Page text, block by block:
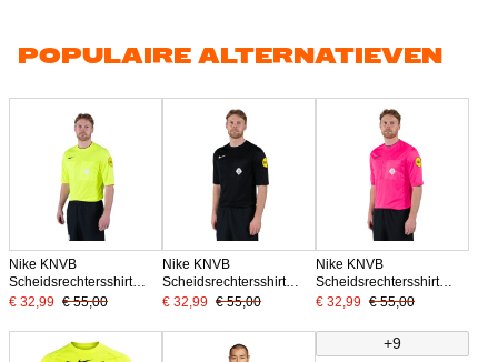
POPULAIRE ALTERNATIEVEN
Nike KNVB
Scheidsrechtersshirt
2024-2026 Neongeel
€ 32,99 € 55,00
Nike KNVB
Scheidsrechtersshirt
2024-2026 Zwart
€ 32,99 € 55,00
Nike KNVB
Scheidsrechtersshirt
2024-2026 Roze
€ 32,99 € 55,00
+9